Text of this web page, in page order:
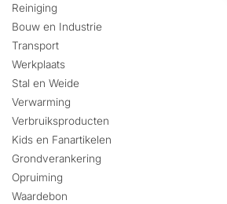
Reiniging
Bouw en Industrie
Transport
Werkplaats
Stal en Weide
Verwarming
Verbruiksproducten
Kids en Fanartikelen
Grondverankering
Opruiming
Waardebon